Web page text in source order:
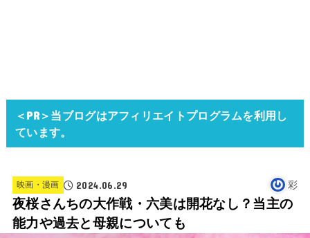
＜PR＞当ブログはアフィリエイトプログラムを利用し
ています。
映画・漫画 2024.06.29 彩
夜桜さんちの大作戦・六美は開花なし？当主の
能力や過去と母親についても